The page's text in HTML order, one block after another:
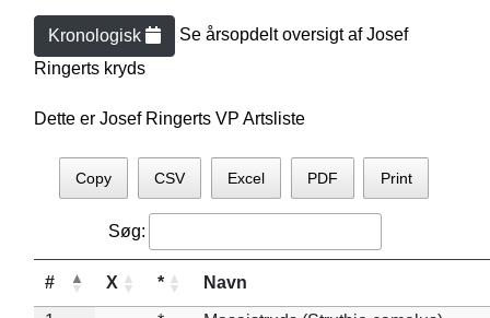
Kronologisk Se årsopdelt oversigt afJosef
Ringerts kryds
Dette er Josef Ringerts VP Artsliste
Copy CSV Excel PDF Print
Søg:
# X * Navn